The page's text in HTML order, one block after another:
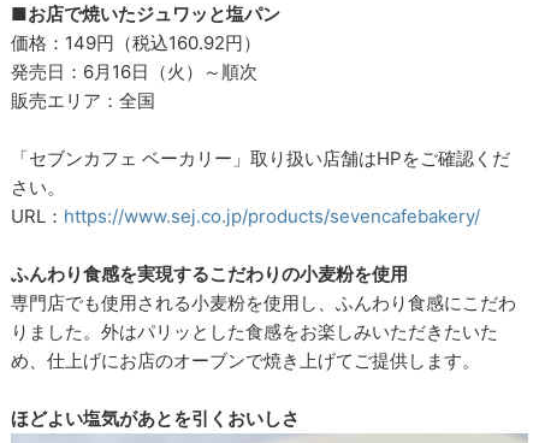
■お店で焼いたジュワッと塩パン
価格：149円（税込160.92円）
発売日：6月16日（火）～順次
販売エリア：全国
「セブンカフェ ベーカリー」取り扱い店舗はHPをご確認くだ
さい。
URL： https://www.sej.co.jp/products/sevencafebakery/
ふんわり食感を実現するこだわりの小麦粉を使用
専門店でも使用される小麦粉を使用し、ふんわり食感にこだわ
りました。外はパリッとした食感をお楽しみいただきたいた
め、仕上げにお店のオーブンで焼き上げてご提供します。
ほどよい塩気があとを引くおいしさ